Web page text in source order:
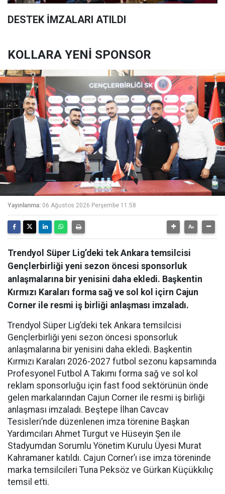
DESTEK İMZALARI ATILDI
KOLLARA YENİ SPONSOR
Yayınlanma: 06 Ağustos 2026 Perşembe 11:58
Trendyol Süper Lig’deki tek Ankara temsilcisi
Gençlerbirliği yeni sezon öncesi sponsorluk
anlaşmalarına bir yenisini daha ekledi. Başkentin
Kırmızı Karaları forma sağ ve sol kol içirn Cajun
Corner ile resmi iş birliği anlaşması imzaladı.
Trendyol Süper Lig’deki tek Ankara temsilcisi
Gençlerbirliği yeni sezon öncesi sponsorluk
anlaşmalarına bir yenisini daha ekledi. Başkentin
Kırmızı Karaları 2026-2027 futbol sezonu kapsamında
Profesyonel Futbol A Takımı forma sağ ve sol kol
reklam sponsorluğu için fast food sektörünün önde
gelen markalarından Cajun Corner ile resmi iş birliği
anlaşması imzaladı. Beştepe İlhan Cavcav
Tesisleri’nde düzenlenen imza törenine Başkan
Yardımcıları Ahmet Turgut ve Hüseyin Şen ile
Stadyumdan Sorumlu Yönetim Kurulu Üyesi Murat
Kahramaner katıldı. Cajun Corner’ı ise imza töreninde
marka temsilcileri Tuna Peksöz ve Gürkan Küçükkılıç
temsil etti.